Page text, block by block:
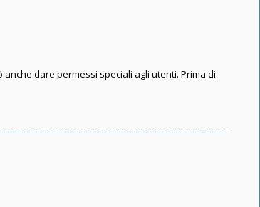
dare permessi speciali agli utenti. Prima di